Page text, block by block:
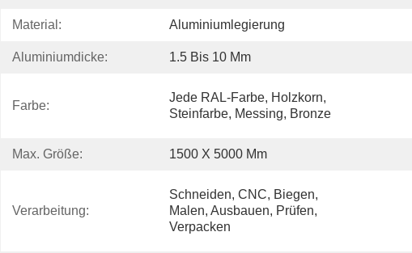
Material: Aluminiumlegierung
Aluminiumdicke: 1.5 Bis 10 Mm
Farbe:
Jede RAL-Farbe, Holzkorn,
Steinfarbe, Messing, Bronze
Max. Größe: 1500 X 5000 Mm
Verarbeitung:
Schneiden, CNC, Biegen,
Malen, Ausbauen, Prüfen,
Verpacken